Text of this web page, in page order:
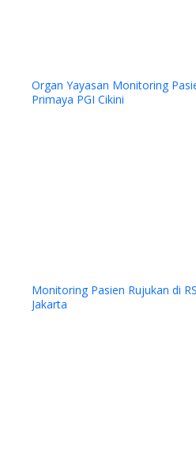
Organ Yayasan Monitoring
Primaya PGI Cikini
Monitoring Pasien Rujukan di
Jakarta